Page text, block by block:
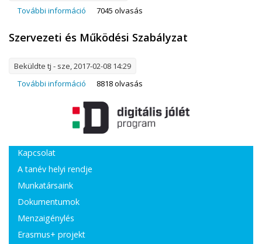
További információ A BSZC alapító okirata tartalommal
7045 olvasás
Szervezeti és Működési Szabályzat
Beküldte tj - sze, 2017-02-08 14:29
További információ Szervezeti és Működési Szabályzat tartalommal
8818 olvasás
Kapcsolat
A tanév helyi rendje
Munkatársaink
Dokumentumok
Menzaigénylés
Erasmus+ projekt